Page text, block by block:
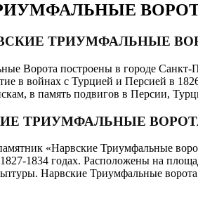
ТРИУМФАЛЬНЫЕ
Ворота построены в городе Санкт-
в войнах с Турцией и Персией в
в память подвигов в Персии,
ТРИУМФАЛЬНЫЕ
«Нарвские Триумфальные
1834 годах. Расположены на
Нарвские Триумфальные